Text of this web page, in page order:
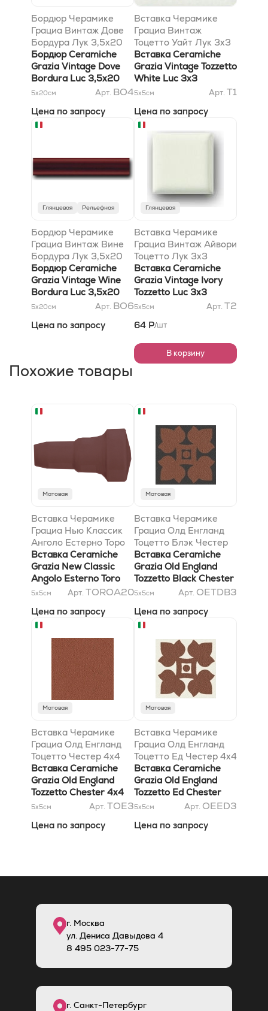
Бордюр Черамике
Грациа Винтаж Дове
Бордура Лук 3,5x20
Бордюр Ceramiche
Grazia Vintage Dove
Bordura Luc 3,5x20
5x20см Арт. BO4
Цена по запросу
Вставка Черамике
Грациа Винтаж
Тоцетто Уайт Лук 3x3
Вставка Ceramiche
Grazia Vintage Tozzetto
White Luc 3x3
5x5см Арт. T1
Цена по запросу
Глянцевая Рельефная
Бордюр Черамике
Грациа Винтаж Вине
Бордура Лук 3,5x20
Бордюр Ceramiche
Grazia Vintage Wine
Bordura Luc 3,5x20
5x20см Арт. BO6
Цена по запросу
Глянцевая
Вставка Черамике
Грациа Винтаж Айвори
Тоцетто Лук 3x3
Вставка Ceramiche
Grazia Vintage Ivory
Tozzetto Luc 3x3
5x5см Арт. T2
64 Р/шт
В корзину
Похожие товары
Матовая
Вставка Черамике
Грациа Нью Классик
Анголо Естерно Торо
Граната 2,5x5,5
Вставка Ceramiche
Grazia New Classic
Angolo Esterno Toro
Granata 2,5x5,5
5x5см Арт. TOROA20
Цена по запросу
Матовая
Вставка Черамике
Грациа Олд Енгланд
Тоцетто Блэк Честер
4x4
Вставка Ceramiche
Grazia Old England
Tozzetto Black Chester
4x4
5x5см Арт. OETDB3
Цена по запросу
Матовая
Вставка Черамике
Грациа Олд Енгланд
Тоцетто Честер 4x4
Вставка Ceramiche
Grazia Old England
Tozzetto Chester 4x4
5x5см Арт. TOE3
Цена по запросу
Матовая
Вставка Черамике
Грациа Олд Енгланд
Тоцетто Ед Честер 4x4
Вставка Ceramiche
Grazia Old England
Tozzetto Ed Chester
4x4
5x5см Арт. OEED3
Цена по запросу
г. Москва
ул. Дениса Давыдова 4
8 495 023-77-75
г. Санкт-Петербург